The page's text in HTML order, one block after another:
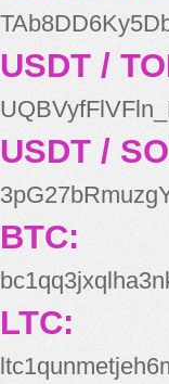
USDT /
USDT /
BTC:
LTC: